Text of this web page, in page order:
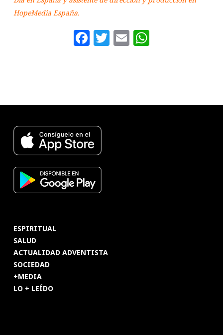
HopeMedia España.
Facebook
Twitter
Email
ESPIRITUAL
SALUD
ACTUALIDAD ADVENTISTA
SOCIEDAD
+MEDIA
LO + LEÍDO